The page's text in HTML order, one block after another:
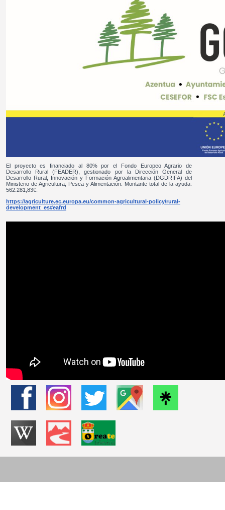
El proyecto es financiado al 80% por el Fondo Europeo Agrario de
Desarrollo Rural (FEADER), gestionado por la Dirección General de
Desarrollo Rural, Innovación y Formación Agroalimentaria (DGDRIFA) del
Ministerio de Agricultura, Pesca y Alimentación. Montante total de la ayuda:
562.281,83€.
https://agriculture.ec.europa.eu/common-agricultural-policy/rural-
development_es#eafrd